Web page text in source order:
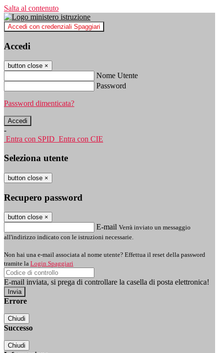
Salta al contenuto
Accedi con credenziali Spaggiari
Accedi
button close ×
Nome Utente
Password
Password dimenticata?
-
Entra con SPID Entra con CIE
Seleziona utente
button close ×
Recupero password
button close ×
E-mail Verrà inviato un messaggio
all'indirizzo indicato con le istruzioni necessarie.
Non hai una e-mail associata al nome utente? Effettua il reset della password
tramite la Login Spaggiari
E-mail inviata, si prega di controllare la casella di posta elettronica!
Errore
Chiudi
Successo
Chiudi